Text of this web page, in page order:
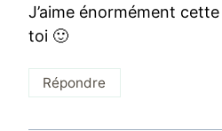
J’aime énormément
toi 🙂
Répondre